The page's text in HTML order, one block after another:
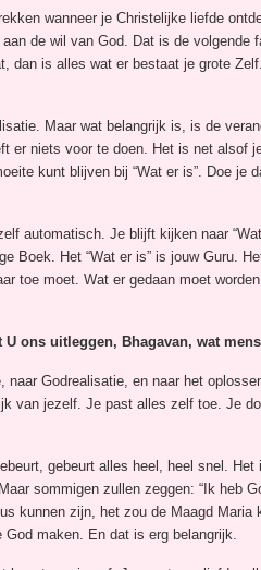
wanneer je Christelijke liefde
de wil van God. Dat is de volgende
dan is alles wat er bestaat je grote
Maar wat belangrijk is, is de
er niets voor te doen. Het is net alsof
kunt blijven bij “Wat er is”. Doe
automatisch. Je blijft kijken naar
Het “Wat er is” is jouw Guru.
toe moet. Wat er gedaan moet
ons uitleggen, Bhagavan, wat
Godrealisatie, en naar het
van jezelf. Je past alles zelf toe. Je
gebeurt alles heel, heel snel.
sommigen zullen zeggen: “Ik heb
kunnen zijn, het zou de Maagd
maken. En dat is erg belangrijk.